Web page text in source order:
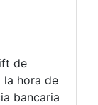
de
la hora de
bancaria